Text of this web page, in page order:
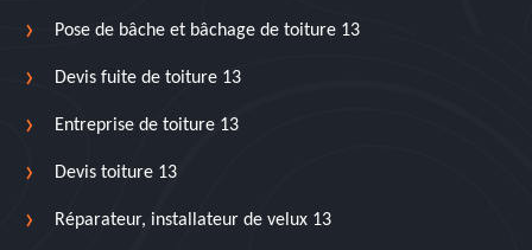
Pose de bâche et bâchage de toiture 13
Devis fuite de toiture 13
Entreprise de toiture 13
Devis toiture 13
Réparateur, installateur de velux 13